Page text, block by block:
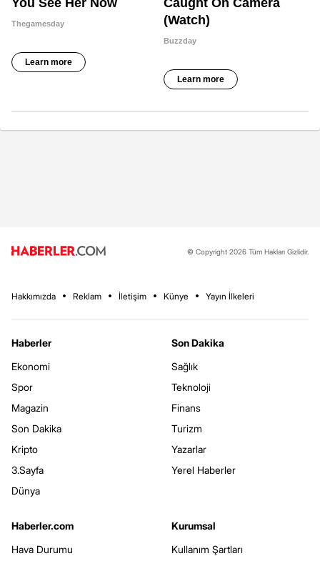
© Copyright 2026 Tüm Hakları Gizlidir.
Hakkımızda Reklam İletişim Künye Yayın İlkeleri
Haberler
Ekonomi
Spor
Magazin
Son Dakika
Kripto
3.Sayfa
Dünya
Son Dakika
Sağlık
Teknoloji
Finans
Turizm
Yazarlar
Yerel Haberler
Haberler.com
Hava Durumu
Kurumsal
Kullanım Şartları